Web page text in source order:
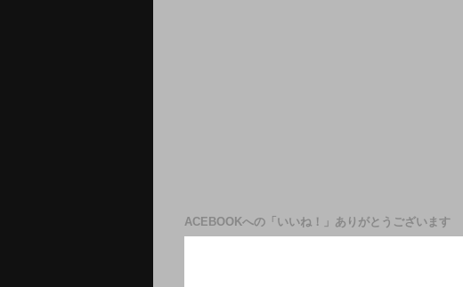
ACEBOOKへの「いいね！」ありがとうございます